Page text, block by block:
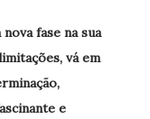
fase na sua
vá em
e